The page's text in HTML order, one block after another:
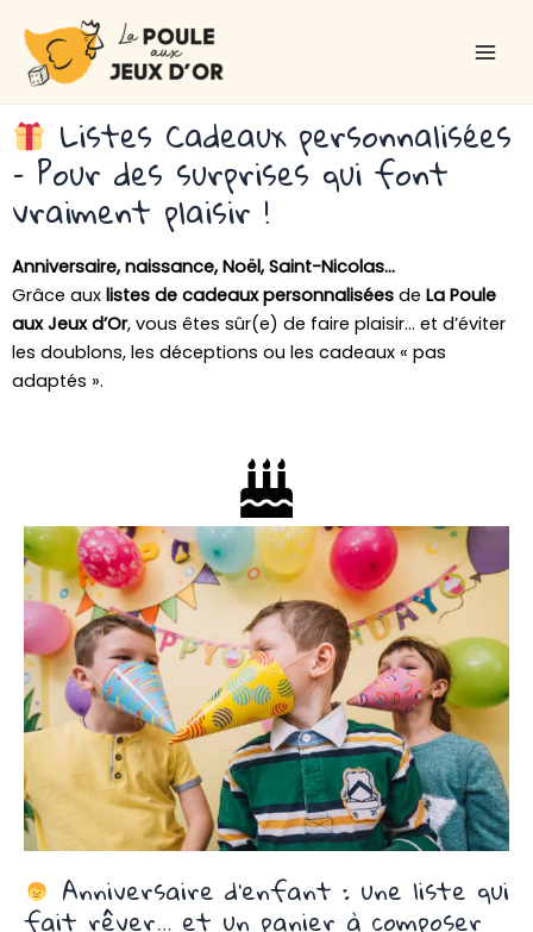
contenu
Listes Cadeaux personnalisées
– Pour des surprises qui font
vraiment plaisir !
Anniversaire, naissance, Noël, Saint-Nicolas…
Grâce aux listes de cadeaux personnalisées de La Poule
aux Jeux d’Or, vous êtes sûr(e) de faire plaisir… et d’éviter
les doublons, les déceptions ou les cadeaux « pas
adaptés ».
Anniversaire d’enfant : une liste qui
fait rêver… et un panier à composer